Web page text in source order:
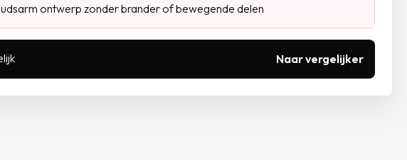
ontwerp zonder brander of bewegende delen
Naar vergelijker